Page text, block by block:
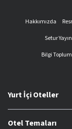
Hakkımızda
Setur
Bilgi
Yurt İçi Oteller
Otel Temaları